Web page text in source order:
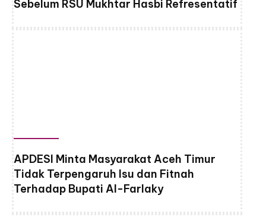
Sebelum RSU Mukhtar Hasbi Refresentatif
APDESI Minta Masyarakat Aceh Timur
Tidak Terpengaruh Isu dan Fitnah
Terhadap Bupati Al-Farlaky